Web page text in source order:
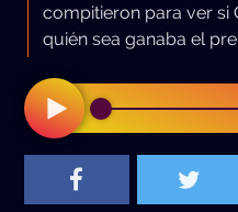
compitieron para ver si
quién sea ganaba el